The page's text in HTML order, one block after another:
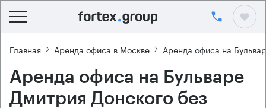
Главная Аренда офиса в Москве Аренда офиса на
Аренда офиса на Бульваре
Дмитрия Донского без